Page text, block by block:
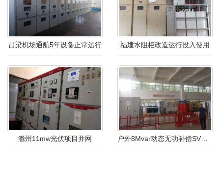
吕梁机场通航5年设备正常运行 福建水阻柜改造运行投入使用
滁州11mw光伏项目并网